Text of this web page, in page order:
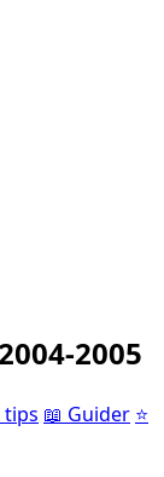
2005
tips 📖 Guider ⭐